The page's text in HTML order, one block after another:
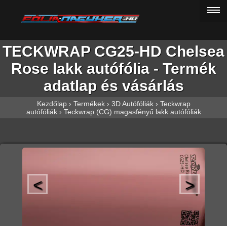
TECKWRAP CG25-HD Chelsea
Rose lakk autófólia - Termék
adatlap és vásárlás
Kezdőlap› Termékek› 3D Autófóliák› Teckwrap
autófóliák› Teckwrap (CG) magasfényű lakk autófóliák
< >